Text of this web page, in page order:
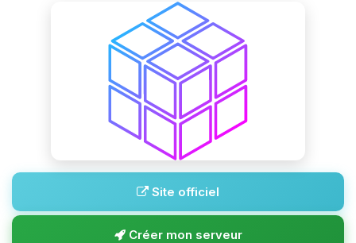
Site officiel
Créer mon serveur